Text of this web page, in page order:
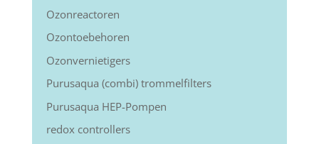
Ozonreactoren
Ozontoebehoren
Ozonvernietigers
Purusaqua (combi) trommelfilters
Purusaqua HEP-Pompen
redox controllers